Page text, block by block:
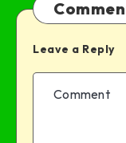
Leave a Reply